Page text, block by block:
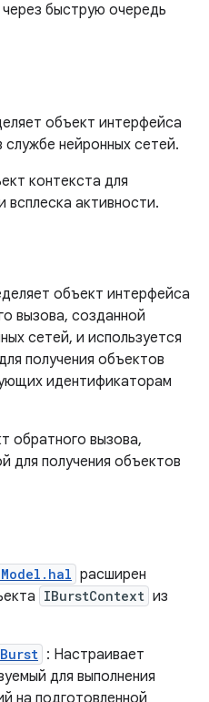
быструю очередь
объект интерфейса
нейронных сетей.
контекста для
всплеска активности.
объект интерфейса
вызова, созданной
сетей, и используется
получения объектов
идентификаторам
обратного вызова,
для получения объектов
расширен
IBurstContext из
: Настраивает
для выполнения
на подготовленной